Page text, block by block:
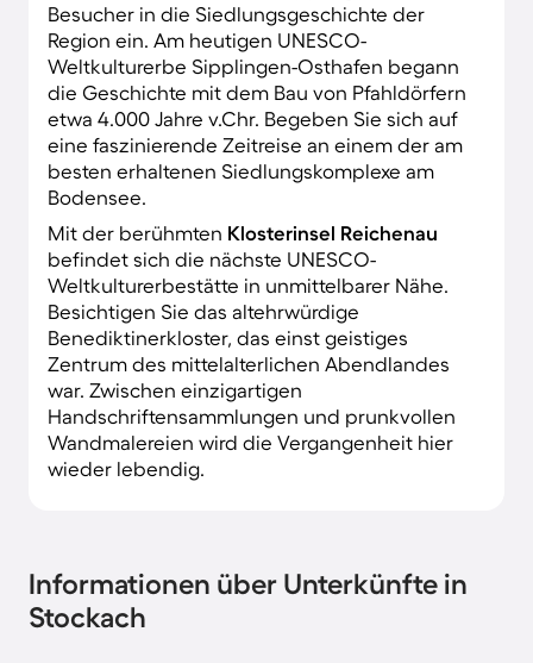
Besucher in die Siedlungsgeschichte der
Region ein. Am heutigen UNESCO-
Weltkulturerbe Sipplingen-Osthafen begann
die Geschichte mit dem Bau von Pfahldörfern
etwa 4.000 Jahre v.Chr. Begeben Sie sich auf
eine faszinierende Zeitreise an einem der am
besten erhaltenen Siedlungskomplexe am
Bodensee.
Mit der berühmten Klosterinsel Reichenau
befindet sich die nächste UNESCO-
Weltkulturerbestätte in unmittelbarer Nähe.
Besichtigen Sie das altehrwürdige
Benediktinerkloster, das einst geistiges
Zentrum des mittelalterlichen Abendlandes
war. Zwischen einzigartigen
Handschriftensammlungen und prunkvollen
Wandmalereien wird die Vergangenheit hier
wieder lebendig.
Informationen über Unterkünfte in
Stockach